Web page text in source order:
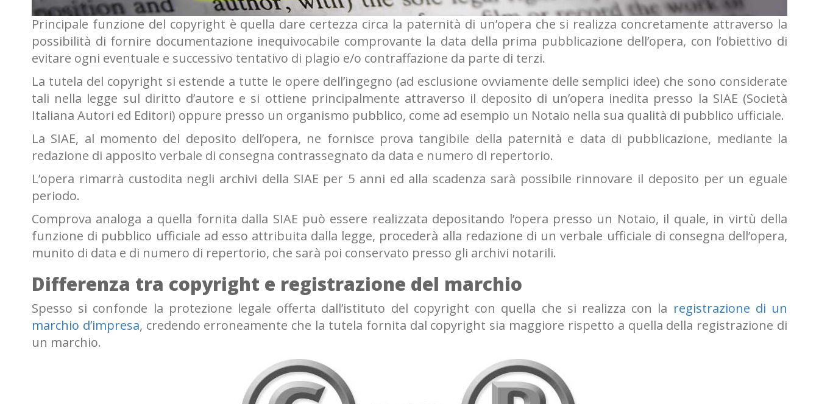
Principale funzione del copyright è quella dare certezza circa la paternità di un’opera che si realizza concretamente attraverso la
possibilità di fornire documentazione inequivocabile comprovante la data della prima pubblicazione dell’opera, con l’obiettivo di
evitare ogni eventuale e successivo tentativo di plagio e/o contraffazione da parte di terzi.
La tutela del copyright si estende a tutte le opere dell’ingegno (ad esclusione ovviamente delle semplici idee) che sono considerate
tali nella legge sul diritto d’autore e si ottiene principalmente attraverso il deposito di un’opera inedita presso la SIAE (Società
Italiana Autori ed Editori) oppure presso un organismo pubblico, come ad esempio un Notaio nella sua qualità di pubblico ufficiale.
La SIAE, al momento del deposito dell’opera, ne fornisce prova tangibile della paternità e data di pubblicazione, mediante la
redazione di apposito verbale di consegna contrassegnato da data e numero di repertorio.
L’opera rimarrà custodita negli archivi della SIAE per 5 anni ed alla scadenza sarà possibile rinnovare il deposito per un eguale
periodo.
Comprova analoga a quella fornita dalla SIAE può essere realizzata depositando l’opera presso un Notaio, il quale, in virtù della
funzione di pubblico ufficiale ad esso attribuita dalla legge, procederà alla redazione di un verbale ufficiale di consegna dell’opera,
munito di data e di numero di repertorio, che sarà poi conservato presso gli archivi notarili.
Differenza tra copyright e registrazione del marchio
Spesso si confonde la protezione legale offerta dall’istituto del copyright con quella che si realizza con la registrazione di un
marchio d’impresa, credendo erroneamente che la tutela fornita dal copyright sia maggiore rispetto a quella della registrazione di
un marchio.